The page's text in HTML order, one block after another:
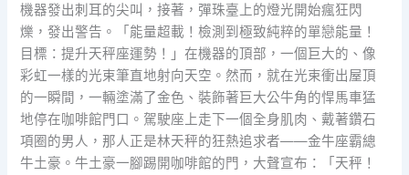
機器發出刺耳的尖叫，接著，彈珠臺上的燈光開始瘋狂閃
爍，發出警告。「能量超載！檢測到極致純粹的單戀能量！
目標：提升天秤座運勢！」在機器的頂部，一個巨大的、像
彩虹一樣的光束筆直地射向天空。然而，就在光束衝出屋頂
的一瞬間，一輛塗滿了金色、裝飾著巨大公牛角的悍馬車猛
地停在咖啡館門口。駕駛座上走下一個全身肌肉、戴著鑽石
項圈的男人，那人正是林天秤的狂熱追求者——金牛座霸總
牛土豪。牛土豪一腳踢開咖啡館的門，大聲宣布：「天秤！